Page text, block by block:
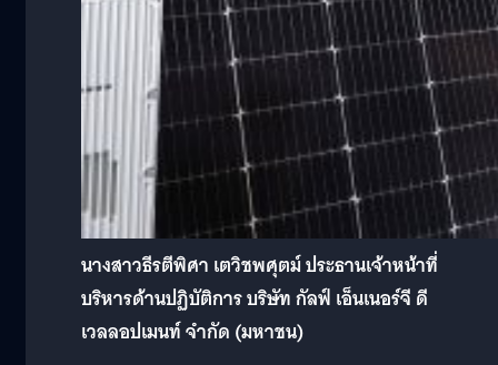
นางสาวธีรตีพิศา เตวิชพศุตม์ ประธานเจ้าหน้าที่
บริหารด้านปฏิบัติการ บริษัท กัลฟ์ เอ็นเนอร์จี ดี
เวลลอปเมนท์ จำกัด (มหาชน)